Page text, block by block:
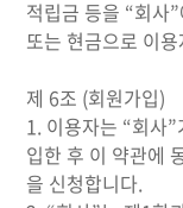
적립금 등을 “회사
또는 현금으로 이
제 6조 (회원가입)
1. 이용자는 “회사
입한 후 이 약관에
을 신청합니다.